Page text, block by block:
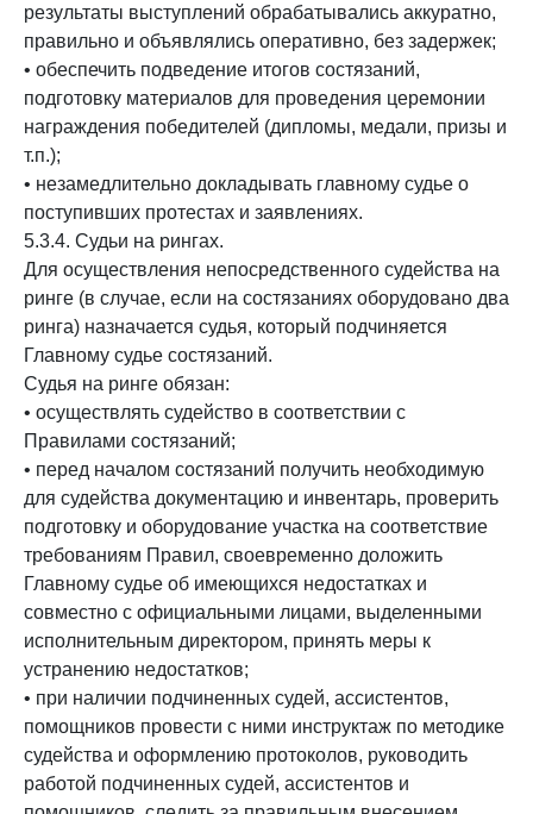
результаты выступлений обрабатывались аккуратно,
правильно и объявлялись оперативно, без задержек;
• обеспечить подведение итогов состязаний,
подготовку материалов для проведения церемонии
награждения победителей (дипломы, медали, призы и
т.п.);
• незамедлительно докладывать главному судье о
поступивших протестах и заявлениях.
5.3.4. Судьи на рингах.
Для осуществления непосредственного судейства на
ринге (в случае, если на состязаниях оборудовано два
ринга) назначается судья, который подчиняется
Главному судье состязаний.
Судья на ринге обязан:
• осуществлять судейство в соответствии с
Правилами состязаний;
• перед началом состязаний получить необходимую
для судейства документацию и инвентарь, проверить
подготовку и оборудование участка на соответствие
требованиям Правил, своевременно доложить
Главному судье об имеющихся недостатках и
совместно с официальными лицами, выделенными
исполнительным директором, принять меры к
устранению недостатков;
• при наличии подчиненных судей, ассистентов,
помощников провести с ними инструктаж по методике
судейства и оформлению протоколов, руководить
работой подчиненных судей, ассистентов и